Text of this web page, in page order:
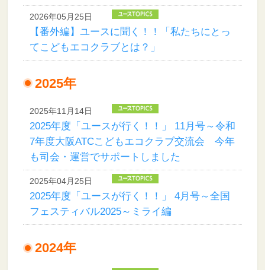
2026年05月25日
【番外編】ユースに聞く！！「私たちにとっ
てこどもエコクラブとは？」
2025年
2025年11月14日
2025年度「ユースが行く！！」 11月号～令和
7年度大阪ATCこどもエコクラブ交流会 今年
も司会・運営でサポートしました
2025年04月25日
2025年度「ユースが行く！！」 4月号～全国
フェスティバル2025～ミライ編
2024年